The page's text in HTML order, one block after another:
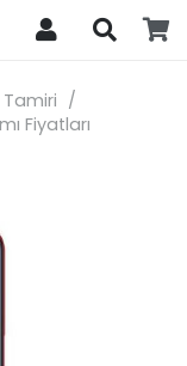
/
Fiyatları